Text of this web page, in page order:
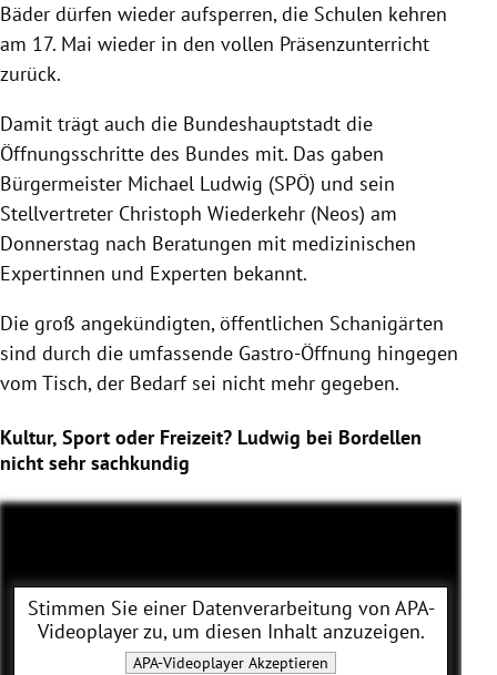
Bäder dürfen wieder aufsperren, die Schulen kehren
am 17. Mai wieder in den vollen Präsenzunterricht
zurück.
Damit trägt auch die Bundeshauptstadt die
Öffnungsschritte des Bundes mit. Das gaben
Bürgermeister Michael Ludwig (SPÖ) und sein
Stellvertreter Christoph Wiederkehr (Neos) am
Donnerstag nach Beratungen mit medizinischen
Expertinnen und Experten bekannt.
Die groß angekündigten, öffentlichen Schanigärten
sind durch die umfassende Gastro-Öffnung hingegen
vom Tisch, der Bedarf sei nicht mehr gegeben.
Kultur, Sport oder Freizeit? Ludwig bei Bordellen
nicht sehr sachkundig
Stimmen Sie einer Datenverarbeitung von APA-
Videoplayerzu, um diesen Inhalt anzuzeigen.
APA-Videoplayer Akzeptieren